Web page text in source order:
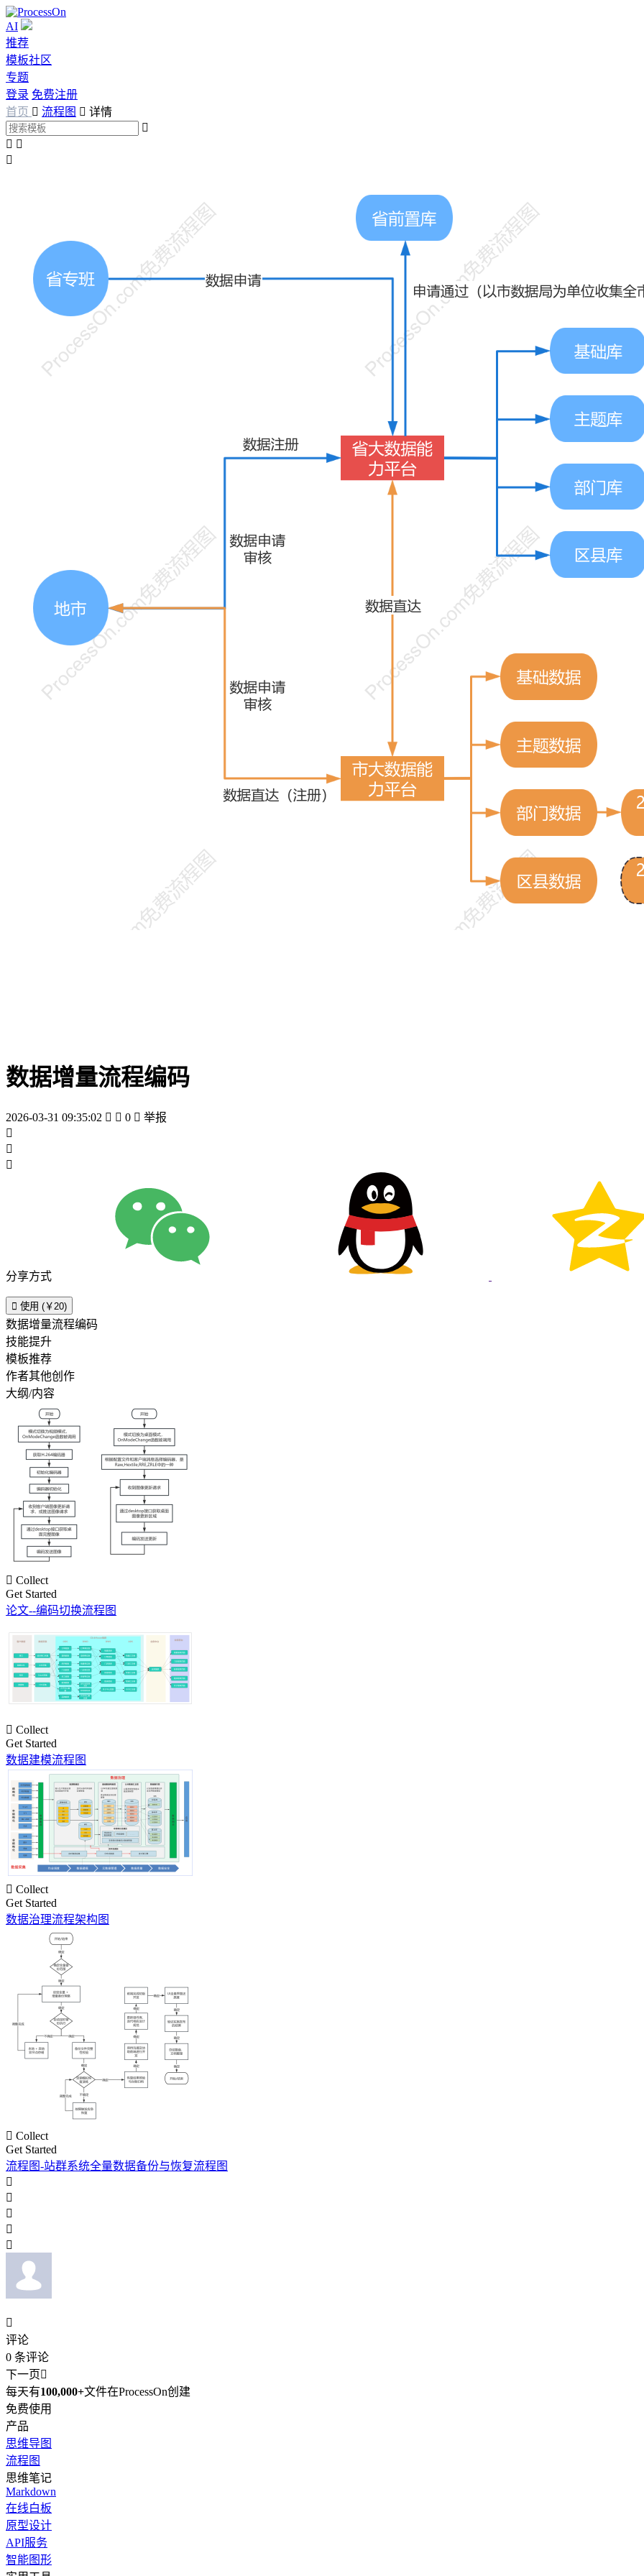
AI
推荐
模板社区
专题
登录 免费注册
首页  流程图  详情

 

数据增量流程编码
2026-03-31 09:35:02   0  举报



分享方式
 使用 (￥20)
数据增量流程编码
技能提升
模板推荐
作者其他创作
大纲/内容
 Collect
Get Started
论文--编码切换流程图
 Collect
Get Started
数据建模流程图
 Collect
Get Started
数据治理流程架构图
 Collect
Get Started
流程图-站群系统全量数据备份与恢复流程图






评论
0 条评论
下一页
每天有100,000+文件在ProcessOn创建
免费使用
产品
思维导图
流程图
思维笔记
Markdown
在线白板
原型设计
API服务
智能图形